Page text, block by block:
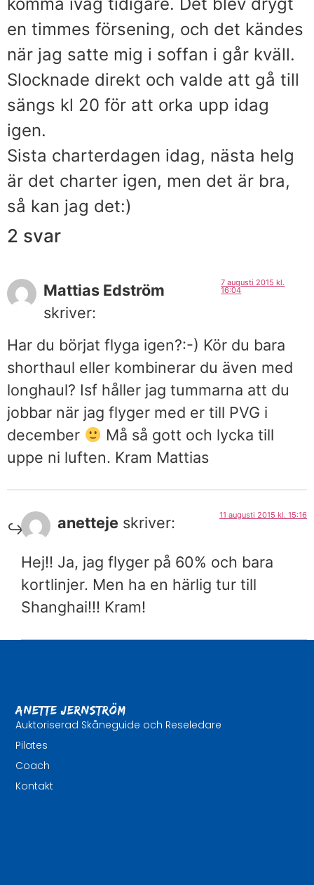
en timmes försening, och det kändes
när jag satte mig i soffan i går kväll.
Slocknade direkt och valde att gå till
sängs kl 20 för att orka upp idag
igen.
Sista charterdagen idag, nästa helg
är det charter igen, men det är bra,
så kan jag det:)
2 svar
Mattias Edström
skriver:
7 augusti 2015 kl.
16:04
Har du börjat flyga igen?:-) Kör du bara
shorthaul eller kombinerar du även med
longhaul? Isf håller jag tummarna att du
jobbar när jag flyger med er till PVG i
december
Må så gott och lycka till
uppe ni luften. Kram Mattias
anetteje skriver: 11 augusti 2015 kl. 15:16
Hej!! Ja, jag flyger på 60% och bara
kortlinjer. Men ha en härlig tur till
Shanghai!!! Kram!
Anette Jernström
Auktoriserad Skåneguide och Reseledare
Pilates
Coach
Kontakt